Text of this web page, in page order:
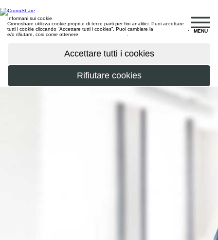
MENU
Informani sui cookie
Cronoshare utilizza cookie propri e di terze parti per fini analitici. Puoi accettare
tutti i cookie cliccando “Accettare tutti i cookies”. Puoi cambiare la
e/o rifiutare, cosi come ottenere